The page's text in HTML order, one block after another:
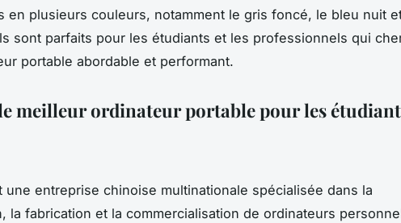
en plusieurs couleurs, notamment le gris foncé, le bleu nuit
sont parfaits pour les étudiants et les professionnels qui
portable abordable et performant.
meilleur ordinateur portable pour les
une entreprise chinoise multinationale spécialisée dans la
la fabrication et la commercialisation de ordinateurs